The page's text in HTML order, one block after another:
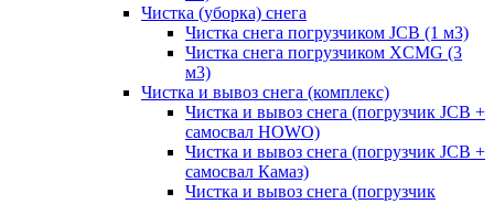
Чистка (уборка) снега
Чистка снега погрузчиком JCB (1 м3)
Чистка снега погрузчиком XCMG (3
м3)
Чистка и вывоз снега (комплекс)
Чистка и вывоз снега (погрузчик JCB +
самосвал HOWO)
Чистка и вывоз снега (погрузчик JCB +
самосвал Камаз)
Чистка и вывоз снега (погрузчик